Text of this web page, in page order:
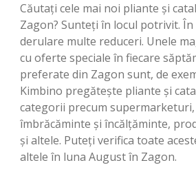
Căutați cele mai noi pliante și
Zagon? Sunteți în locul potrivit.
derulare multe reduceri. Unele
cu oferte speciale în fiecare
preferate din Zagon sunt, de
Kimbino pregătește pliante și
categorii precum supermarketuri,
îmbrăcăminte și încălțăminte,
și altele. Puteți verifica toate
altele în luna August în Zagon.